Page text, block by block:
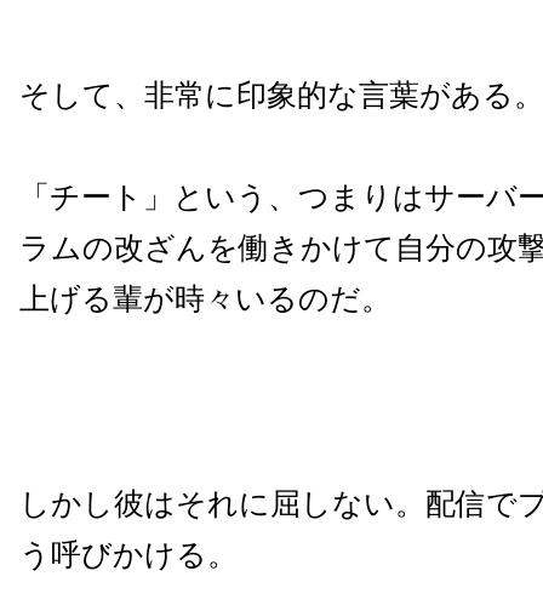
そして、非常に印象的な言葉がある。
「チート」という、つまりはサーバ
ラムの改ざんを働きかけて自分の攻
上げる輩が時々いるのだ。
しかし彼はそれに屈しない。配信で
う呼びかける。